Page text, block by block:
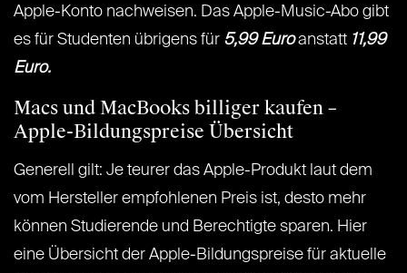
Apple-Konto nachweisen. Das Apple-Music-Abo gibt
es für Studenten übrigens für 5,99 Euroanstatt 11,99
Euro.
Macs und MacBooks billiger kaufen –
Apple-Bildungspreise Übersicht
Generell gilt: Je teurer das Apple-Produkt laut dem
vom Hersteller empfohlenen Preis ist, desto mehr
können Studierende und Berechtigte sparen. Hier
eine Übersicht der Apple-Bildungspreise für aktuelle